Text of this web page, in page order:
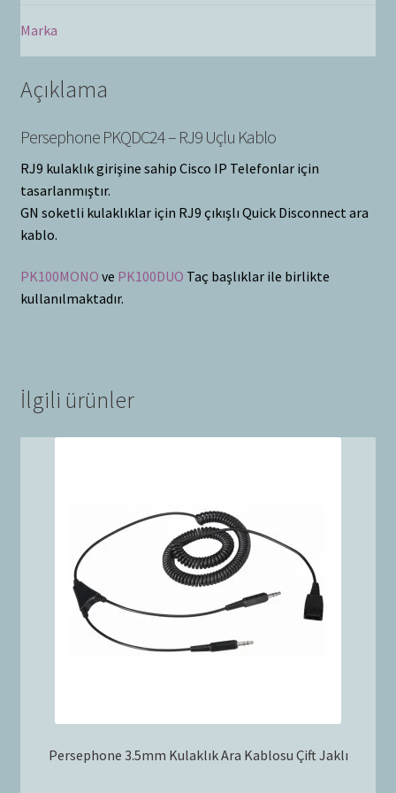
Marka
Açıklama
Persephone PKQDC24 – RJ9 Uçlu Kablo
RJ9 kulaklık girişine sahip Cisco IP Telefonlar için
tasarlanmıştır.
GN soketli kulaklıklar için RJ9 çıkışlı Quick Disconnect ara
kablo.
PK100MONO ve PK100DUO Taç başlıklar ile birlikte
kullanılmaktadır.
İlgili ürünler
Persephone 3.5mm Kulaklık Ara Kablosu Çift Jaklı